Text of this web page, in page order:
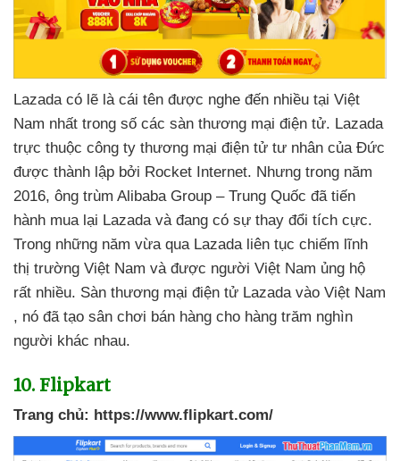
Lazada có lẽ là cái tên được nghe đến nhiều tại Việt
Nam nhất trong số các sàn thương mại điện tử. Lazada
trực thuộc công ty thương mại điện tử tư nhân của Đức
được thành lập bởi Rocket Internet. Nhưng trong năm
2016, ông trùm Alibaba Group – Trung Quốc đã tiến
hành mua lại Lazada và đang có sự thay đổi tích cực.
Trong những năm vừa qua Lazada liên tục chiếm lĩnh
thị trường Việt Nam và được người Việt Nam ủng hộ
rất nhiều. Sàn thương mại điện tử Lazada vào Việt Nam
, nó đã tạo sân chơi bán hàng cho hàng trăm nghìn
người khác nhau.
10. Flipkart
Trang chủ: https://www.flipkart.com/